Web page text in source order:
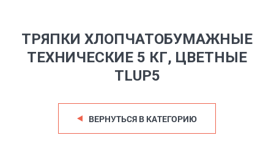
ТРЯПКИ ХЛОПЧАТОБУМАЖНЫЕ
ТЕХНИЧЕСКИЕ 5 КГ, ЦВЕТНЫЕ
TLUP5
ВЕРНУТЬСЯ В КАТЕГОРИЮ